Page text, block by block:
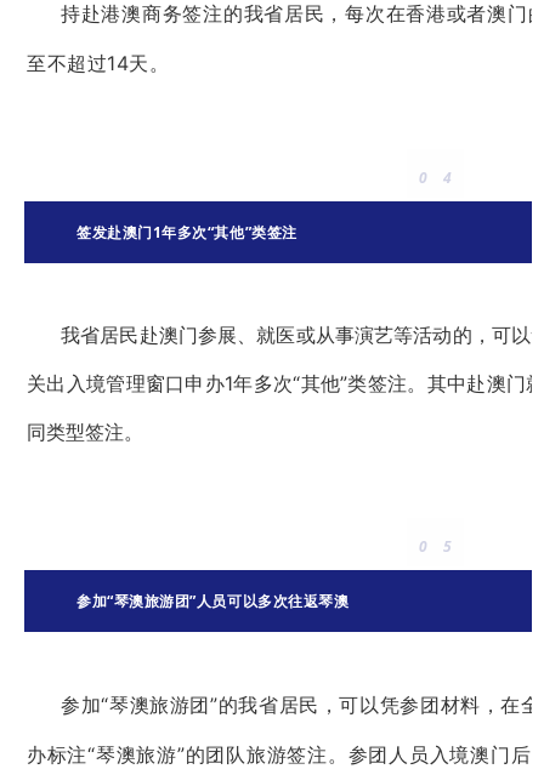
持赴港澳商务签注的我省居民，每次在香港或者澳门
至不超过14天。
0 4
签发赴澳门1年多次“其他”类签注
我省居民赴澳门参展、就医或从事演艺等活动的，可以
关出入境管理窗口申办1年多次“其他”类签注。其中赴澳门
同类型签注。
0 5
参加“琴澳旅游团”人员可以多次往返琴澳
参加“琴澳旅游团”的我省居民，可以凭参团材料，在
办标注“琴澳旅游”的团队旅游签注。参团人员入境澳门后